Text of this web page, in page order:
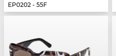
EP0202 - 55F